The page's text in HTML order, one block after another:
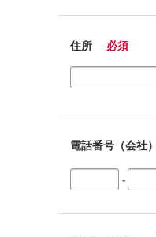
住所 必須
電話番号（会社）
-